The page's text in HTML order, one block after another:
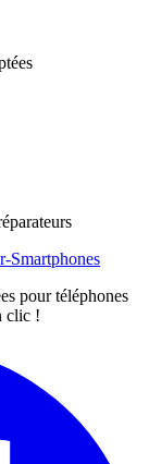
pour téléphones
clic !